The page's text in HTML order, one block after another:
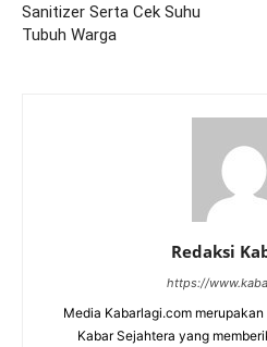
Sanitizer Serta Cek Suhu
Tubuh Warga
Redaksi
https://
Media Kabarlagi.com
Kabar Sejahtera yang